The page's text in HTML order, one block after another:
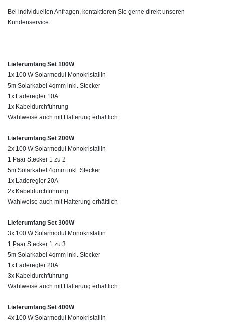
Bei individuellen Anfragen, kontaktieren Sie gerne direkt unseren
Kundenservice.
Lieferumfang Set 100W
1x 100 W Solarmodul Monokristallin
5m Solarkabel 4qmm inkl. Stecker
1x Laderegler 10A
1x Kabeldurchführung
Wahlweise auch mit Halterung erhältlich
Lieferumfang Set 200W
2x 100 W Solarmodul Monokristallin
1 Paar Stecker 1 zu 2
5m Solarkabel 4qmm inkl. Stecker
1x Laderegler 20A
2x Kabeldurchführung
Wahlweise auch mit Halterung erhältlich
Lieferumfang Set 300W
3x 100 W Solarmodul Monokristallin
1 Paar Stecker 1 zu 3
5m Solarkabel 4qmm inkl. Stecker
1x Laderegler 20A
3x Kabeldurchführung
Wahlweise auch mit Halterung erhältlich
Lieferumfang Set 400W
4x 100 W Solarmodul Monokristallin